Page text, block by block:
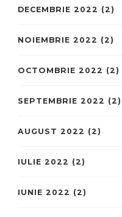
DECEMBRIE 2022 (2)
NOIEMBRIE 2022 (2)
OCTOMBRIE 2022 (2)
SEPTEMBRIE 2022 (2)
AUGUST 2022 (2)
IULIE 2022 (2)
IUNIE 2022 (2)